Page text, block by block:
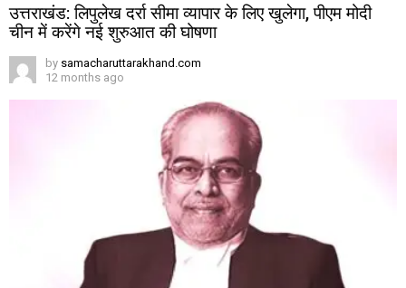
उत्तराखंड: लिपुलेख दर्रा सीमा व्यापार के लिए खुलेगा, पीएम मोदी
चीन में करेंगे नई शुरुआत की घोषणा
by samacharuttarakhand.com
12 months ago